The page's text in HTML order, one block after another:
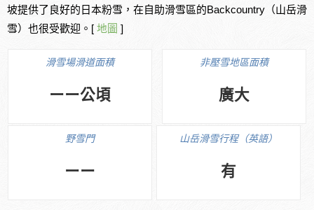
坡提供了良好的日本粉雪，在自助滑雪區的Backcountry（山岳滑
雪）也很受歡迎。[ 地圖 ]
滑雪場滑道面積
ーー公頃
非壓雪地區面積
廣大
野雪門
ーー
山岳滑雪行程（英語）
有